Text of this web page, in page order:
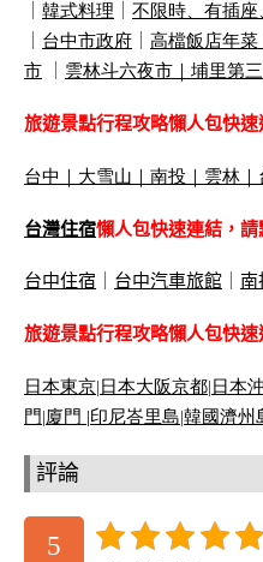
韓式料理 不限時、有插座
台中市政府 高檔飯店年菜
市
雲林斗六夜市｜ 埔里第
旅遊景點行程攻略懶人包快
台中 大雪山 南投 雲林
台灣住宿懶人包快速連結，
台中住宿 台中汽車旅館 南
旅遊景點行程攻略懶人包快
日本東京| 日本大阪京都| 日本
門|廈門 |印尼峇里島|韓國濟州
評論
5